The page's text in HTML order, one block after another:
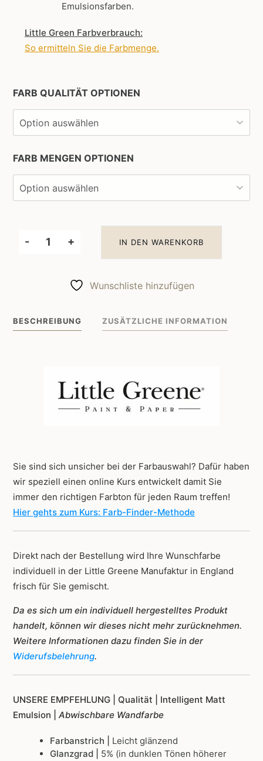
Emulsionsfarben.
Little Green Farbverbrauch:
So ermitteln Sie die Farbmenge.
FARB QUALITÄT OPTIONEN
FARB MENGEN OPTIONEN
-
Little
Wandfarbe
122
+ IN DEN WARENKORB
Wunschliste hinzufügen
BESCHREIBUNG ZUSÄTZLICHE INFORMATION
Sie sind sich unsicher bei der Farbauswahl? Dafür haben
wir speziell einen online Kurs entwickelt damit Sie
immer den richtigen Farbton für jeden Raum treffen!
Hier gehts zum Kurs: Farb-Finder-Methode
Direkt nach der Bestellung wird Ihre Wunschfarbe
individuell in der Little Greene Manufaktur in England
frisch für Sie gemischt.
Da es sich um ein individuell hergestelltes Produkt
handelt, können wir dieses nicht mehr zurücknehmen.
Weitere Informationen dazu finden Sie in der
Widerufsbelehrung.
UNSERE EMPFEHLUNG | Qualität | Intelligent Matt
Emulsion | Abwischbare Wandfarbe
Farbanstrich | Leicht glänzend
Glanzgrad | 5% (in dunklen Tönen höherer